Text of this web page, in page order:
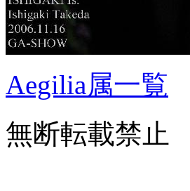
Aegilia属一覧
無断転載禁止